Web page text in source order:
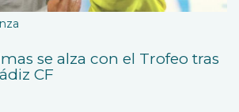
se alza con el Trofeo tras
CF